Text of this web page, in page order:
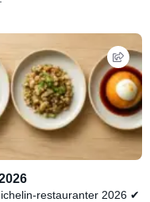
restauranter 2026 ✔